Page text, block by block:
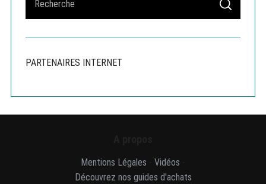
a
r
h
:
S
A
C
PARTENAIRES INTERNET
Mentions Légales Vidéos
Découvrez nos guides d'achats